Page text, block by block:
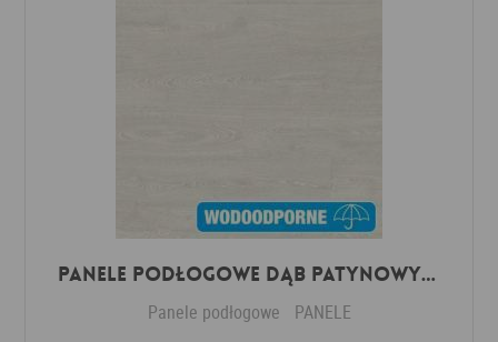
Panele Podłogowe Dąb Patynowy Klasyczny Jasny IMU3559 AC5 12 mm
Panele podłogowe PANELE